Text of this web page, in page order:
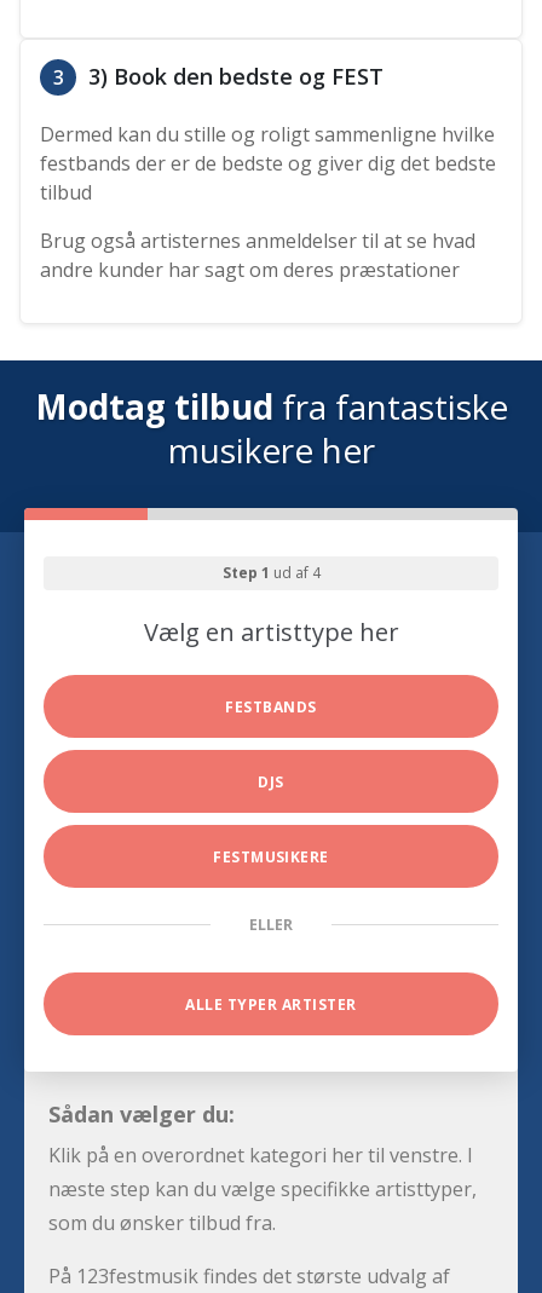
3 3) Book den bedste og FEST
Dermed kan du stille og roligt sammenligne hvilke
festbands der er de bedste og giver dig det bedste
tilbud
Brug også artisternes anmeldelser til at se hvad
andre kunder har sagt om deres præstationer
Modtag tilbud fra fantastiske
musikere her
Step 1 ud af 4
Vælg en artisttype her
FESTBANDS
DJS
FESTMUSIKERE
ELLER
ALLE TYPER ARTISTER
Sådan vælger du:
Klik på en overordnet kategori her til venstre. I
næste step kan du vælge specifikke artisttyper,
som du ønsker tilbud fra.
På 123festmusik findes det største udvalg af